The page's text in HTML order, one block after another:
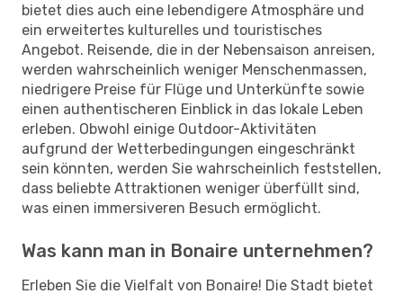
bietet dies auch eine lebendigere Atmosphäre und
ein erweitertes kulturelles und touristisches
Angebot. Reisende, die in der Nebensaison anreisen,
werden wahrscheinlich weniger Menschenmassen,
niedrigere Preise für Flüge und Unterkünfte sowie
einen authentischeren Einblick in das lokale Leben
erleben. Obwohl einige Outdoor-Aktivitäten
aufgrund der Wetterbedingungen eingeschränkt
sein könnten, werden Sie wahrscheinlich feststellen,
dass beliebte Attraktionen weniger überfüllt sind,
was einen immersiveren Besuch ermöglicht.
Was kann man in Bonaire unternehmen?
Erleben Sie die Vielfalt von Bonaire! Die Stadt bietet